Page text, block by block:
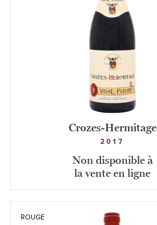
Crozes-Hermitage
2017
Non disponible à
la vente en ligne
ROUGE